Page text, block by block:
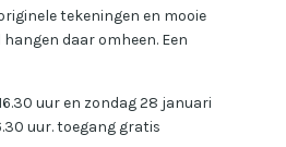
tekeningen en mooie
daar omheen. Een
uur en zondag 28 januari
uur. toegang gratis